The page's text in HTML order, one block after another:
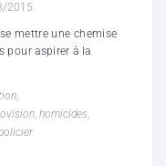
2015
mettre une chemise
pour aspirer à la
,
, homicides,